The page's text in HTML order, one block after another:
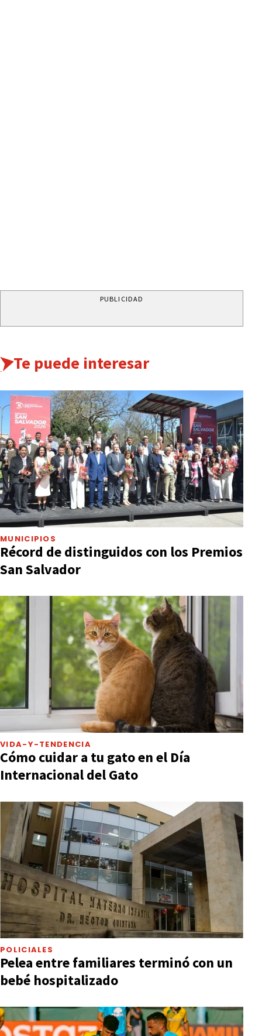
PUBLICIDAD
Te puede interesar
MUNICIPIOS
Récord de distinguidos con los Premios
San Salvador
VIDA-Y-TENDENCIA
Cómo cuidar a tu gato en el Día
Internacional del Gato
POLICIALES
Pelea entre familiares terminó con un
bebé hospitalizado